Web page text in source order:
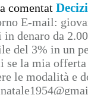
comentat
E-mail:
denaro da
del 3% in un
se la mia
le modalità e